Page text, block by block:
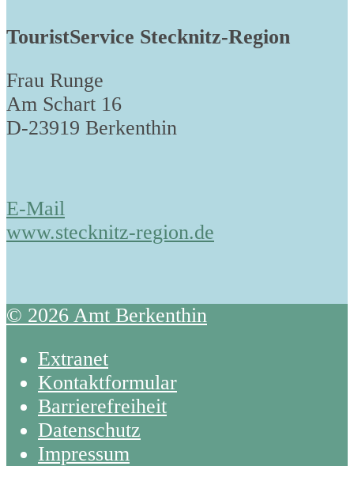
TouristService Stecknitz-Region
Frau Runge
Am Schart 16
D-23919 Berkenthin
E-Mail
www.stecknitz-region.de
© 2026 Amt Berkenthin
Extranet
Kontaktformular
Barrierefreiheit
Datenschutz
Impressum